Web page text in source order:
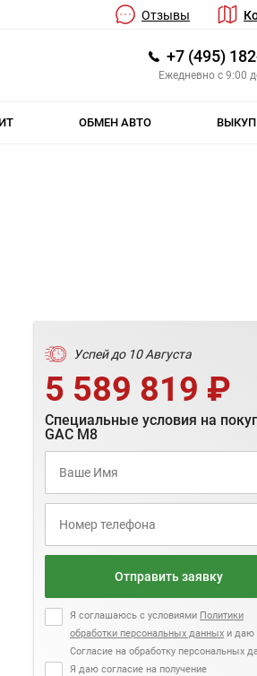
Отзывы
+7 (495)
Ежедневно с 9:00
ОБМЕН АВТО
Успей до 10 Августа
5 589 819 ₽
Специальные условия на
GAC M8
Отправить заявку
Я соглашаюсь с условиями Политики
обработки персональных данных и даю
Согласие на обработку персональных
Я даю согласие на получение